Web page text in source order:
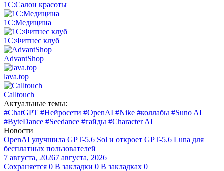
1С:Салон красоты
1С:Медицина
1С:Фитнес клуб
AdvantShop
lava.top
Calltouch
Актуальные темы:
#ChatGPT #Нейросети #OpenAI #Nike #коллабы #Suno AI
#ByteDance #Seedance #гайды #Character AI
Новости
OpenAI улучшила GPT-5.6 Sol и откроет GPT-5.6 Luna для
бесплатных пользователей
7 августа, 20267 августа, 2026
Сохраняется 0 В закладки 0 В закладках 0